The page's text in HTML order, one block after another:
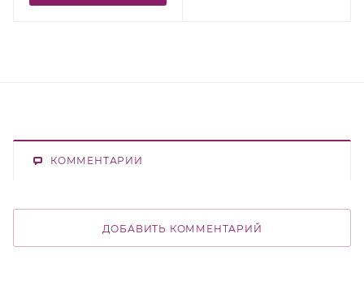
КОММЕНТАРИИ
ДОБАВИТЬ КОММЕНТАРИЙ